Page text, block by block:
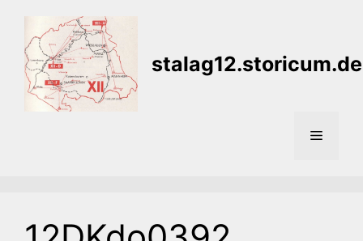
contenu
stalag12.storicum.de
Menu